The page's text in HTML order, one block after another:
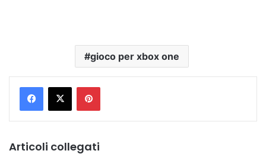
gioco per xbox one
Pinterest
Articoli collegati